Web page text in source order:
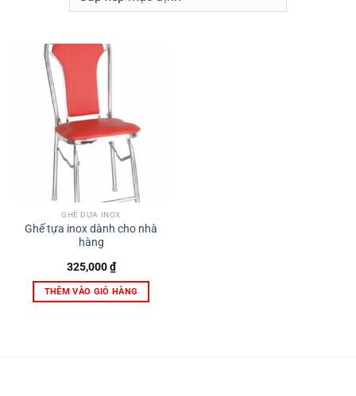
GHẾ DỰA INOX
Ghế tựa inox dành cho nhà
hàng
325,000₫
THÊM VÀO GIỎ HÀNG